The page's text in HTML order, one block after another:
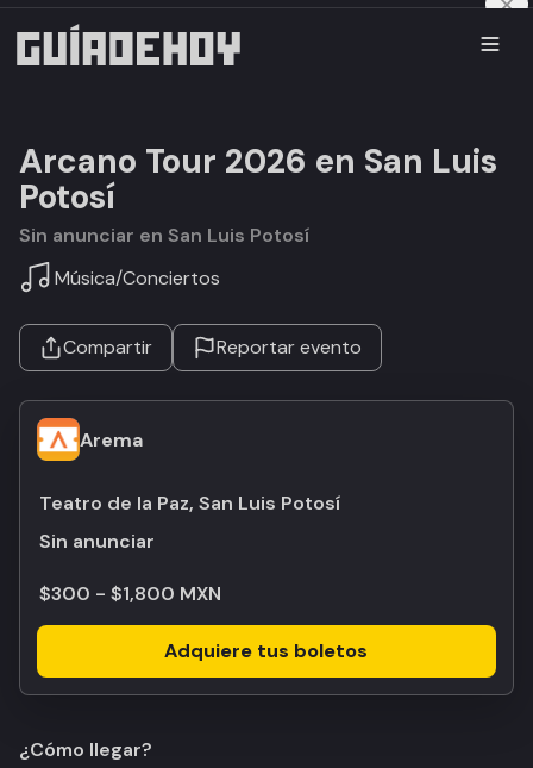
Arcano Tour 2026 en San Luis
Potosí
Sin anunciar en San Luis Potosí
Música/Conciertos
Compartir Reportar evento
Arema
Teatro de la Paz, San Luis Potosí
Sin anunciar
$300 - $1,800 MXN
Adquiere tus boletos
¿Cómo llegar?